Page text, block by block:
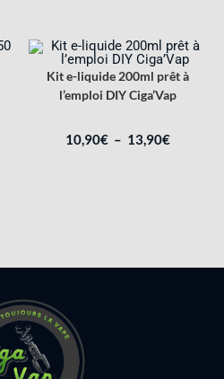
Kit e-liquide 200ml prêt à
l’emploi DIY Ciga’Vap
10,90€ – 13,90€